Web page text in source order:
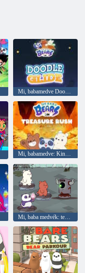
Mi, babamedve Doodle Glide
Mi, babamedve: Kincses rohanás
Mi, baba medvék: templom medvék